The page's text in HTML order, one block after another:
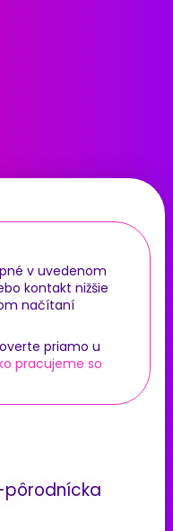
v uvedenom
kontakt nižšie
načítaní
priamo u
pracujeme so